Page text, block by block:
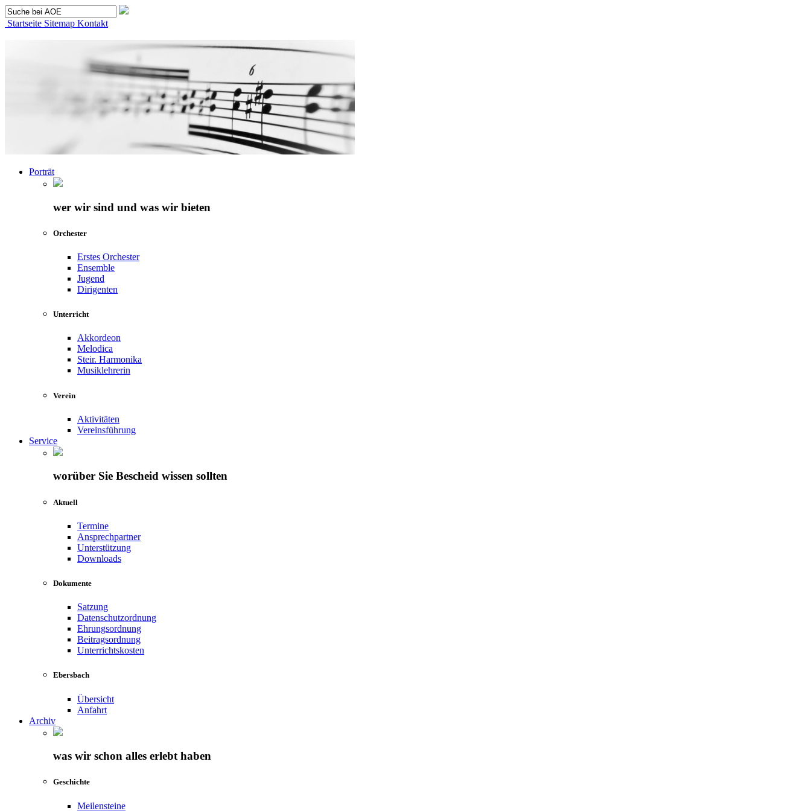
Startseite Sitemap Kontakt
Porträt
wer wir sind und was wir bieten
Orchester
Erstes Orchester
Ensemble
Jugend
Dirigenten
Unterricht
Akkordeon
Melodica
Steir. Harmonika
Musiklehrerin
Verein
Aktivitäten
Vereinsführung
Service
worüber Sie Bescheid wissen sollten
Aktuell
Termine
Ansprechpartner
Unterstützung
Downloads
Dokumente
Satzung
Datenschutzordnung
Ehrungsordnung
Beitragsordnung
Unterrichtskosten
Ebersbach
Übersicht
Anfahrt
Archiv
was wir schon alles erlebt haben
Geschichte
Meilensteine